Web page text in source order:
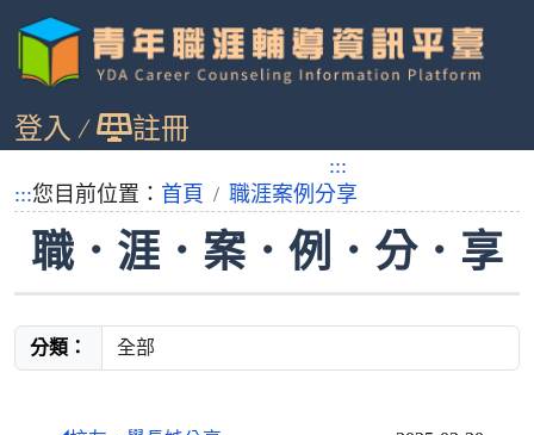
到
要
容
登入 註冊
:::
:::您目前位置： 首頁 職涯案例分享
職．涯．案．例．分．享
分類：